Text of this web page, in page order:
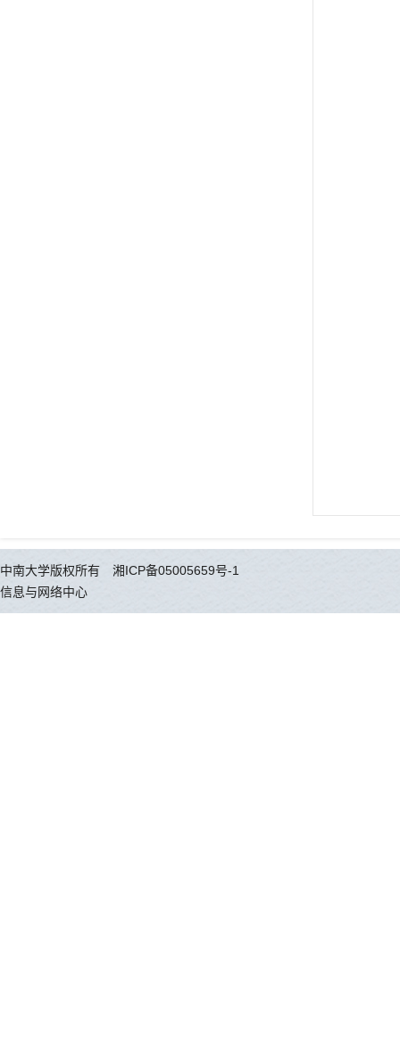
中南大学版权所有 湘ICP备05005659号-1
信息与网络中心